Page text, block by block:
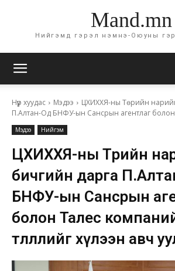
Mand.mn
Нийгэмд гэрэл нэмнэ-Оюуны
Нүүр хуудас Мэдээ
ЦХИХХЯ-ны Төрийн
П.Алтан-Од БНФУ-ын Сансрын агентлаг
Мэдээ Нийгэм
ЦХИХХЯ-ны Төрийн
бичгийн дарга
БНФУ-ын Сансрын
болон Талес
төлөөллийг хүлээн авч